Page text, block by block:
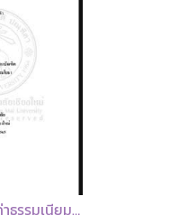
การวิเคราะห์อัตราค่าธรรมเนียมการจอดรถริมขอบถนนในเขตเทศบาลนครเชียงใหม่